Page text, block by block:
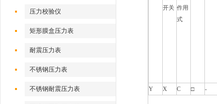
压力校验仪
矩形膜盒压力表
耐震压力表
不锈钢压力表
不锈钢耐震压力表
开关 作用
式
Y X C □ -